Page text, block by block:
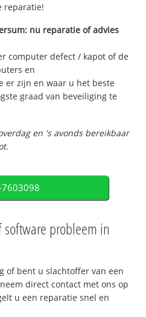
reparatie!
nu reparatie of advies
computer defect / kapot of de
en
er zijn en waar u het beste
graad van beveiliging te
en 's avonds bereikbaar
probleem in
of bent u slachtoffer van een
direct contact met ons op
u een reparatie snel en